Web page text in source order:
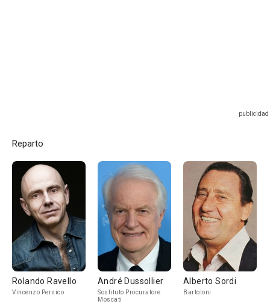
Reparto
Rolando Ravello
Vincenzo Persico
André Dussollier
Sostituto Procuratore
Moscati
Alberto Sordi
Bartoloni